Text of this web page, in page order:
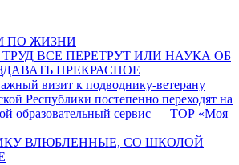
ПО ЖИЗНИ
ВСЕ ПЕРЕТРУТ ИЛИ НАУКА ОБ
ПРЕКРАСНОЕ
визит к подводнику-ветерану
Республики постепенно переходят на
образовательный сервис — ТОР «Моя
ВЛЮБЛЕННЫЕ, СО ШКОЛОЙ